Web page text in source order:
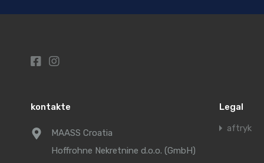
kontakte
MAASS Croatia
Hoffrohne Nekretnine d.o.o. (GmbH)
Legal
aftryk